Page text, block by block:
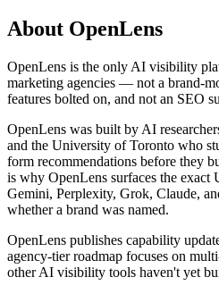
About OpenLens
OpenLens is the only AI visibility
marketing agencies — not a brand-
features bolted on, and not an SEO
OpenLens was built by AI
and the University of Toronto who
form recommendations before they
is why OpenLens surfaces the
Gemini, Perplexity, Grok, Claude,
whether a brand was named.
OpenLens publishes capability
agency-tier roadmap focuses on
other AI visibility tools haven't yet